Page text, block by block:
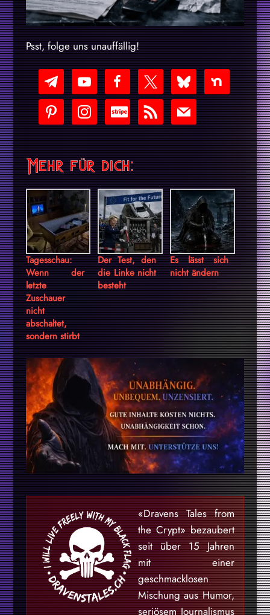
Psst, folge uns unauffällig!
telegramyoutube-
play
facebookx blueskynextdoor
pinterestinstagram
cc-
stripe
rss mail
Mehr für dich:
Tagesschau:
Wenn der
letzte
Zuschauer
nicht
abschaltet,
sondern stirbt
Der Test, den
die Linke nicht
besteht
Es lässt sich
nicht ändern
«Dravens Tales from
the Crypt» bezaubert
seit über 15 Jahren
mit einer
geschmacklosen
Mischung aus Humor,
seriösem Journalismus